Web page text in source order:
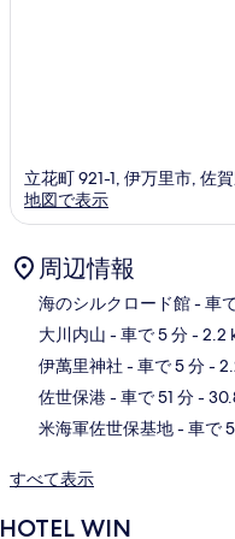
立花町 921-1, 伊万里市, 佐
地図で表示
周辺情報
海のシルクロード館- 車
大川内山 - 車で 5 分- 2.2
伊萬里神社 - 車で 5 分-
佐世保港- 車で 51 分-
米海軍佐世保基地- 車で
すべて表示
HOTEL WIN